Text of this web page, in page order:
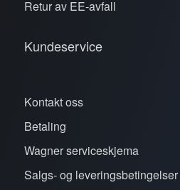
Retur av EE-avfall
Kundeservice
Kontakt oss
Betaling
Wagner serviceskjema
Salgs- og leveringsbetingelser